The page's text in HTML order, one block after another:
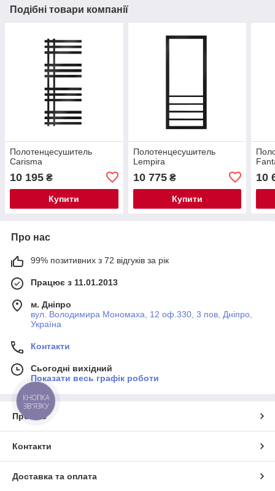
Подібні товари компанії
Полотенцесушитель
Carisma
10 195 ₴
Купити
Полотенцесушитель
Lempira
10 775₴
Купити
10
Про нас
99% позитивних з 72 відгуків за рік
Працює з 11.01.2013
м. Дніпро
вул. Володимира Мономаха, 12 оф.330, 3 пов, Дніпро,
Україна
Контакти
Сьогодні вихідний
Показати весь графік роботи
Про нас
Контакти
Доставка та оплата
КНОПКА
ЗВ'ЯЗКУ